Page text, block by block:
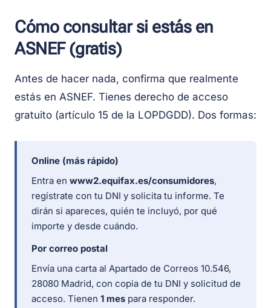
Cómo consultar si estás en
ASNEF (gratis)
Antes de hacer nada, confirma que realmente
estás en ASNEF. Tienes derecho de acceso
gratuito (artículo 15 de la LOPDGDD). Dos formas:
Online (más rápido)
Entra en www2.equifax.es/consumidores,
regístrate con tu DNI y solicita tu informe. Te
dirán si apareces, quién te incluyó, por qué
importe y desde cuándo.
Por correo postal
Envía una carta al Apartado de Correos 10.546,
28080 Madrid, con copia de tu DNI y solicitud de
acceso. Tienen 1 mes para responder.